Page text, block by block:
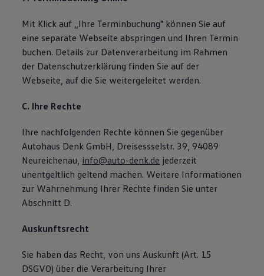
Mit Klick auf „Ihre Terminbuchung" können Sie auf
eine separate Webseite abspringen und Ihren Termin
buchen. Details zur Datenverarbeitung im Rahmen
der Datenschutzerklärung finden Sie auf der
Webseite, auf die Sie weitergeleitet werden.
C. Ihre Rechte
Ihre nachfolgenden Rechte können Sie gegenüber
Autohaus Denk GmbH, Dreisessselstr. 39, 94089
Neureichenau, info@auto-denk.de jederzeit
unentgeltlich geltend machen. Weitere Informationen
zur Wahrnehmung Ihrer Rechte finden Sie unter
Abschnitt D.
Auskunftsrecht
Sie haben das Recht, von uns Auskunft (Art. 15
DSGVO) über die Verarbeitung Ihrer